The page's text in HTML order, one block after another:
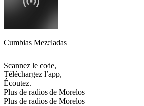
Cumbias Mezcladas
Scannez le code,
Téléchargez l’app,
Écoutez.
Plus de radios de Morelos
Plus de radios de Morelos